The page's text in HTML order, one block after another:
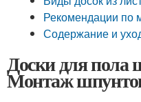
Рекомендации по
Содержание и
Доски для пола
Монтаж